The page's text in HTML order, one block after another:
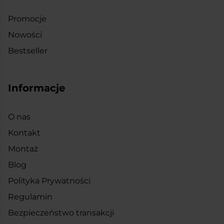
Promocje
Nowości
Bestseller
Informacje
O nas
Kontakt
Montaż
Blog
Polityka Prywatności
Regulamin
Bezpieczeństwo transakcji